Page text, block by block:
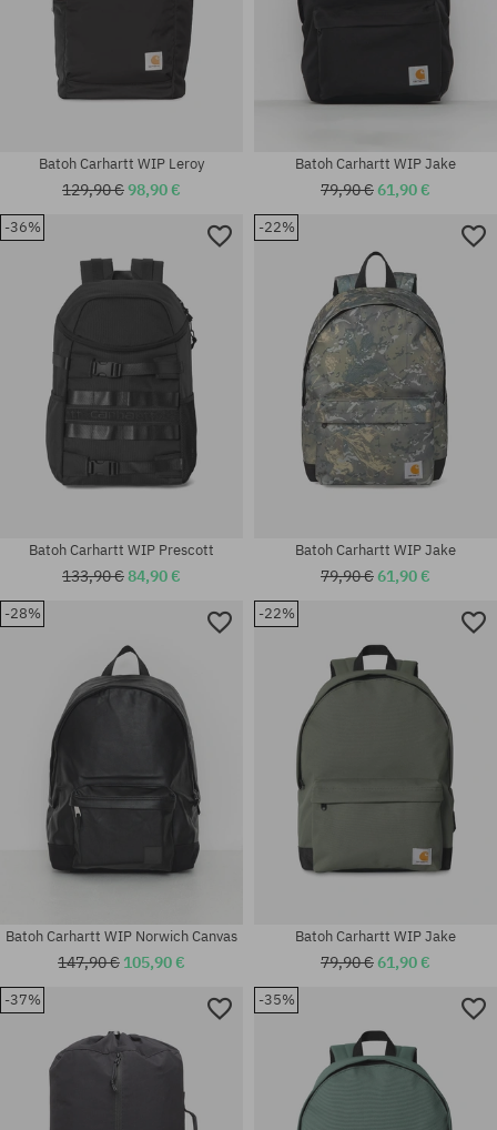
univerzálna veľkosť univerzálna veľkosť
univerzálna veľkosť
Batoh Carhartt WIP Leroy
129,90 €98,90 €
univerzálna veľkosť
Batoh Carhartt WIP Jake
79,90 €61,90 €
-36%
univerzálna veľkosť
Batoh Carhartt WIP Prescott
133,90 €84,90 €
-22%
univerzálna veľkosť
Batoh Carhartt WIP Jake
79,90 €61,90 €
-28%
Batoh Carhartt WIP Norwich Canvas
147,90 € 105,90 €
-22%
Batoh Carhartt WIP Jake
79,90 €61,90 €
-37% -35%